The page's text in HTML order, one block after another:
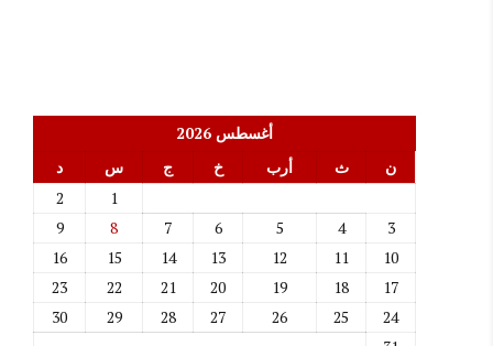
أغسطس 2026
ن
ث أرب خ ج س
د
1
2
3
4
5
6
7
8
9
10
11
12
13
14
15
16
17
18
19
20
21
22
23
24
25
26
27
28
29
30